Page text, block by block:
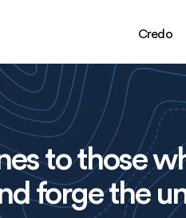
Credo
to those
forge the